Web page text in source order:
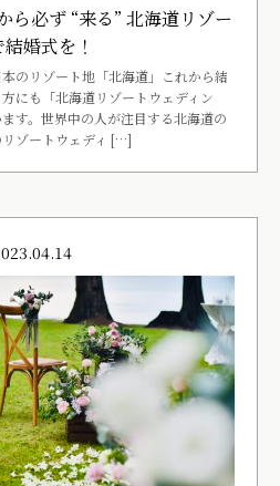
ら必ず “来る” 北海道リゾー
結婚式を！
のリゾート地「北海道」これから結
にも「北海道リゾートウェディン
す。世界中の人が注目する北海道の
ゾートウェディ […]